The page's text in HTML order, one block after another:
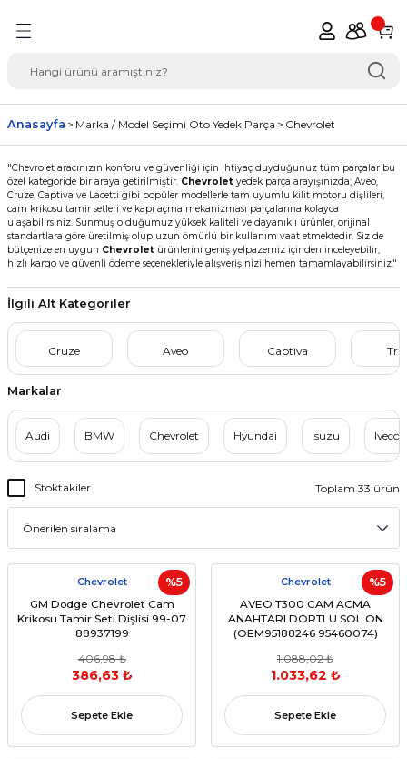
Seçimi Oto Yedek
Anasayfa Marka / Model Seçimi Oto Yedek Parça Chevrolet
"Chevrolet aracınızın konforu ve güvenliği için ihtiyaç duyduğunuz tüm parçalar bu
özel kategoride bir araya getirilmiştir. Chevrolet yedek parça arayışınızda; Aveo,
Cruze, Captiva ve Lacetti gibi popüler modellerle tam uyumlu kilit motoru dişlileri,
cam krikosu tamir setleri ve kapı açma mekanizması parçalarına kolayca
ulaşabilirsiniz. Sunmuş olduğumuz yüksek kaliteli ve dayanıklı ürünler, orijinal
standartlara göre üretilmiş olup uzun ömürlü bir kullanım vaat etmektedir. Siz de
bütçenize en uygun Chevrolet ürünlerini geniş yelpazemiz içinden inceleyebilir,
hızlı kargo ve güvenli ödeme seçenekleriyle alışverişinizi hemen tamamlayabilirsiniz."
İlgili Alt Kategoriler
Cruze Aveo Captiva
Markalar
Audi BMW Chevrolet Hyundai Isuzu Iveco
Stoktakiler Toplam 33 ürün
%5
Chevrolet
GM Dodge Chevrolet Cam
Krikosu Tamir Seti Dişlisi 99-07
88937199
406,98 ₺
386,63 ₺
Sepete Ekle
%5
Chevrolet
AVEO T300 CAM ACMA
ANAHTARI DORTLU SOL ON
(OEM95188246 95460074)
1.088,02 ₺
1.033,62 ₺
Sepete Ekle